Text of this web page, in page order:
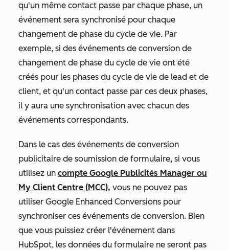
qu'un même contact passe par chaque phase, un
événement sera synchronisé pour chaque
changement de phase du cycle de vie. Par
exemple, si des événements de conversion de
changement de phase du cycle de vie ont été
créés pour les phases du cycle de vie de lead et de
client, et qu'un contact passe par ces deux phases,
il y aura une synchronisation avec chacun des
événements correspondants.
Dans le cas des événements de conversion
publicitaire de soumission de formulaire, si vous
utilisez un compte Google Publicités Manager ou
My Client Centre (MCC), vous ne pouvez pas
utiliser Google Enhanced Conversions pour
synchroniser ces événements de conversion. Bien
que vous puissiez créer l'événement dans
HubSpot, les données du formulaire ne seront pas